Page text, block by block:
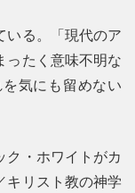
いる。「現代のア
ったく意味不明な
気にも留めない
ク・ホワイトがカ
キリスト教の神学